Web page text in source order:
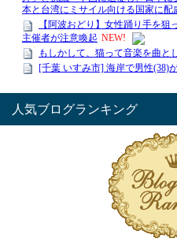
人気ブログランキング